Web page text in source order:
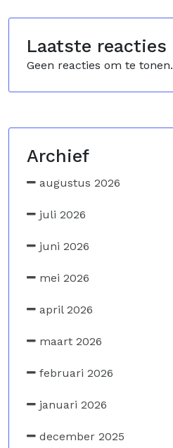
Laatste reacties
Geen reacties om te tonen.
Archief
augustus 2026
juli 2026
juni 2026
mei 2026
april 2026
maart 2026
februari 2026
januari 2026
december 2025